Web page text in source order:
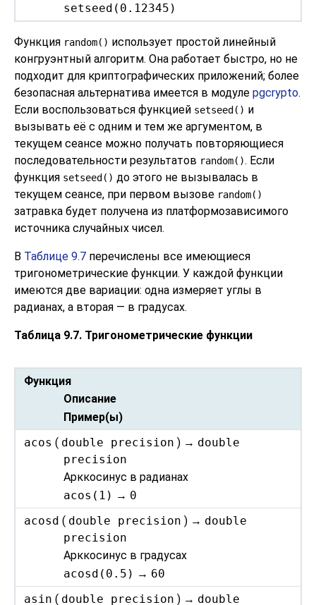
setseed(0.12345)
Функция random() использует простой линейный
конгруэнтный алгоритм. Она работает быстро, но не
подходит для криптографических приложений; более
безопасная альтернатива имеется в модуле pgcrypto.
Если воспользоваться функцией setseed() и
вызывать её с одним и тем же аргументом, в
текущем сеансе можно получать повторяющиеся
последовательности результатов random(). Если
функция setseed() до этого не вызывалась в
текущем сеансе, при первом вызове random()
затравка будет получена из платформозависимого
источника случайных чисел.
В Таблице 9.7 перечислены все имеющиеся
тригонометрические функции. У каждой функции
имеются две вариации: одна измеряет углы в
радианах, а вторая — в градусах.
Таблица 9.7. Тригонометрические функции
Функция
Описание
Пример(ы)
acos ( double precision ) → double
precision
Арккосинус в радианах
acos(1) → 0
acosd ( double precision ) → double
precision
Арккосинус в градусах
acosd(0.5) → 60
asin ( double precision ) → double